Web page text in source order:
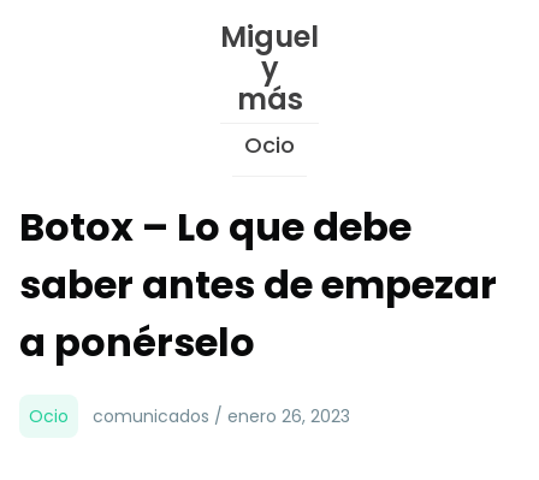
Skip
to
Content
Miguel
y
más
Ocio
Botox – Lo que debe
saber antes de empezar
a ponérselo
Ocio comunicados / enero 26, 2023